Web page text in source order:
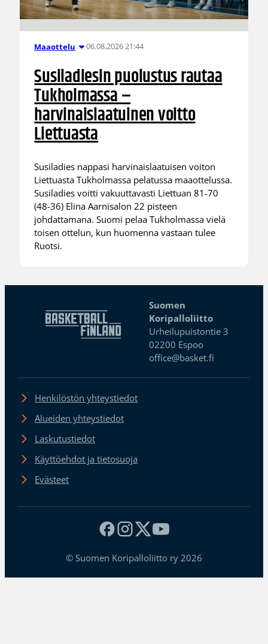
Maaottelu 06.08.2026 21:44
Susiladiesin puolustus rautaa
Tukholmassa –
harvinaislaatuinen voitto
Liettuasta
Susiladies nappasi harvinaislaatuisen voiton
Liettuasta Tukholmassa pelatussa maaottelussa.
Susiladies voitti vakuuttavasti Liettuan 81-70
(48-36) Elina Aarnisalon 22 pisteen
johdattamana. Suomi pelaa Tukholmassa vielä
toisen ottelun, kun huomenna vastaan tulee
Ruotsi.
Suomen
Koripalloliitto
Urheilupuistontie 3
02200 Espoo
office@basket.fi
Henkilöstön yhteystiedot
Alueiden yhteystiedot
Laskutustiedot
Käyttöehdot ja tietosuoja
Evästeet
© Suomen Koripalloliitto ry 2026